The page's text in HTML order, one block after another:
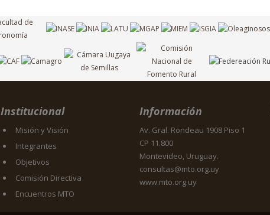
Institucional
Misión y Visión
Integrantes
Objetivos
Comisión Directiva
Encuentros MTO
Información
Av. Gral. Rondeau 1908 Piso 1
CP 11.800
Montevideo, Uruguay.
consultas@mto.org.uy
www.mto.org.uy